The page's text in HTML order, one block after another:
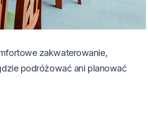
zakwaterowanie,
podróżować ani planować